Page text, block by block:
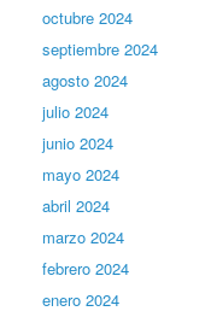
octubre 2024
septiembre 2024
agosto 2024
julio 2024
junio 2024
mayo 2024
abril 2024
marzo 2024
febrero 2024
enero 2024